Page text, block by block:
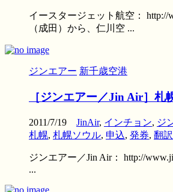
イースタージェット航空：
（成田）から、仁川空 ...
ジンエアー 新千歳空港
［ジンエアー／Jin Air］
2011/7/19 JinAir, インチョン, ジ
札幌, 札幌ソウル, 申込, 発券, 翻訳
ジンエアー／Jin Air： http://
...